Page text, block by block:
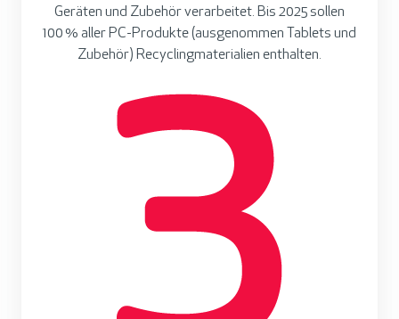
Geräten und Zubehör verarbeitet. Bis 2025 sollen
100 % aller PC-Produkte (ausgenommen Tablets und
Zubehör) Recyclingmaterialien enthalten.